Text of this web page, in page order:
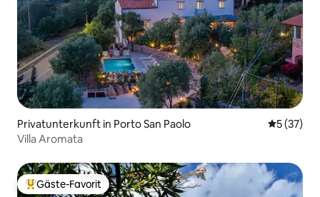
Privatunterkunft in Porto San Paolo
5 (37)
Villa Aromata
Beliebter Gäste-Favorit.
Gäste-Favorit